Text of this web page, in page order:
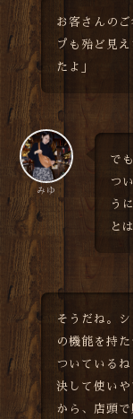
お客さんの
プも殆ど見
たよ」
みゆ
で
つ
う
と
そうだね。
の機能を持
ついているね
決して使い
から、店頭